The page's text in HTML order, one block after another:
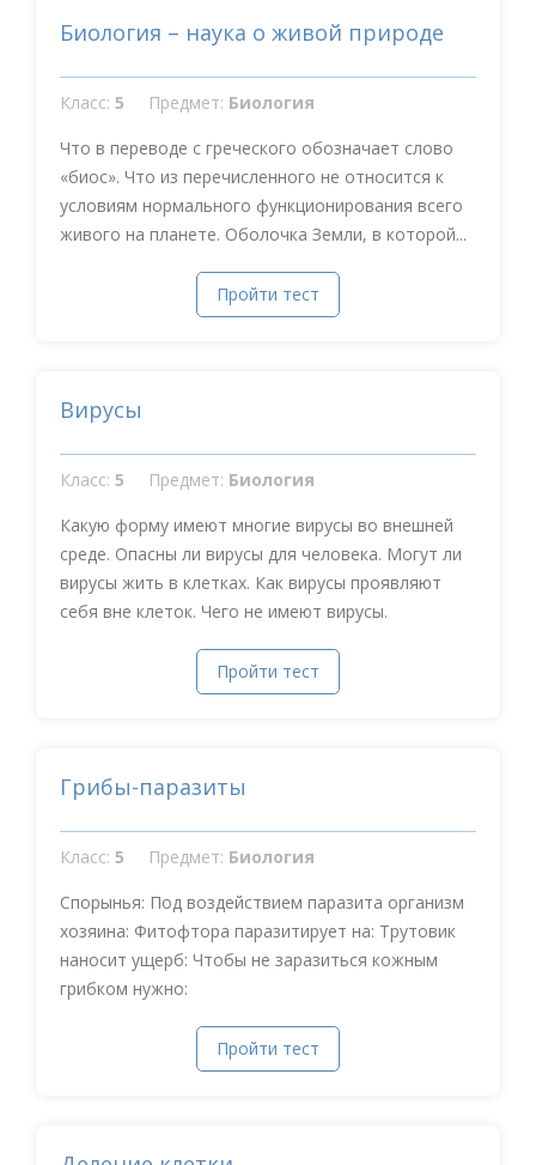
Биология – наука о живой природе
Класс: 5 Предмет: Биология
Что в переводе с греческого обозначает слово
«биос». Что из перечисленного не относится к
условиям нормального функционирования всего
живого на планете. Оболочка Земли, в которой...
Пройти тест
Вирусы
Класс: 5 Предмет: Биология
Какую форму имеют многие вирусы во внешней
среде. Опасны ли вирусы для человека. Могут ли
вирусы жить в клетках. Как вирусы проявляют
себя вне клеток. Чего не имеют вирусы.
Пройти тест
Грибы-паразиты
Класс: 5 Предмет: Биология
Спорынья: Под воздействием паразита организм
хозяина: Фитофтора паразитирует на: Трутовик
наносит ущерб: Чтобы не заразиться кожным
грибком нужно:
Пройти тест